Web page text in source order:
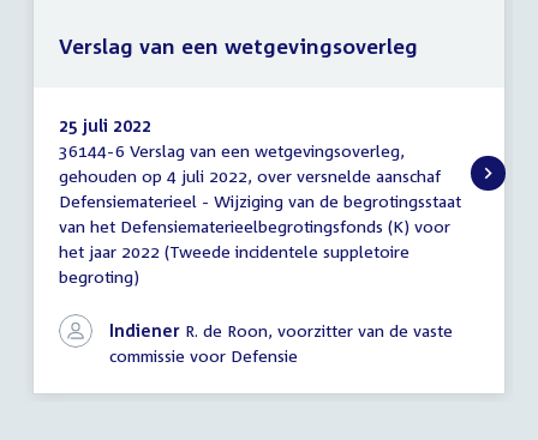
Verslag
van
een
wetgevingsoverleg
25 juli 2022
36144-6 Verslag van een wetgevingsoverleg,
gehouden op 4 juli 2022, over versnelde aanschaf
Defensiematerieel - Wijziging van de begrotingsstaat
van het Defensiematerieelbegrotingsfonds (K) voor
het jaar 2022 (Tweede incidentele suppletoire
begroting)
Indiener R. de Roon, voorzitter van de vaste
commissie voor Defensie
Verslag van een wetgevingsoverleg